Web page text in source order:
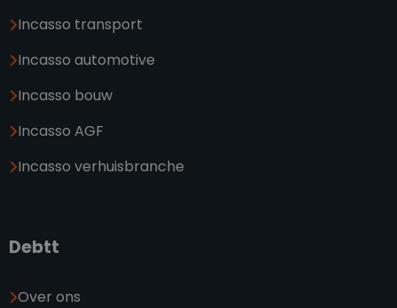
Incasso transport
Incasso automotive
Incasso bouw
Incasso AGF
Incasso verhuisbranche
Debtt
Over ons